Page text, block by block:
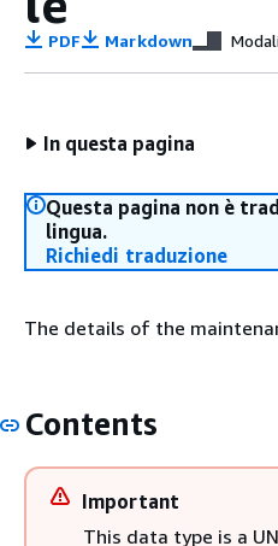
PDF Markdown
In questa pagina
Questa pagina non è
lingua.
Richiedi traduzione
The details of the
Contents
Important
This data type is a